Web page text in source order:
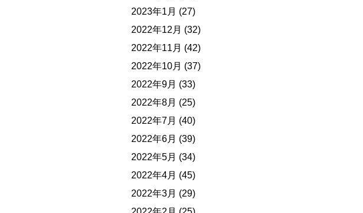
2023年1月 (27)
2022年12月 (32)
2022年11月 (42)
2022年10月 (37)
2022年9月 (33)
2022年8月 (25)
2022年7月 (40)
2022年6月 (39)
2022年5月 (34)
2022年4月 (45)
2022年3月 (29)